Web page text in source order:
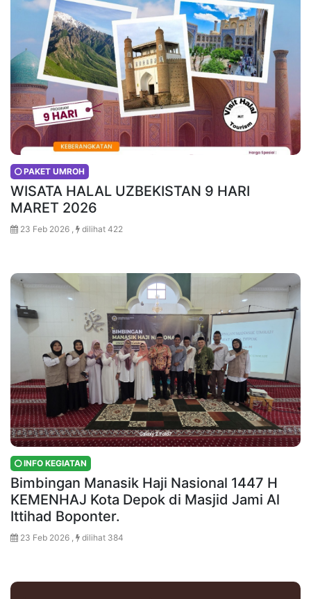
PAKET UMROH
WISATA HALAL UZBEKISTAN 9 HARI
MARET 2026
23 Feb 2026 , dilihat 422
INFO KEGIATAN
Bimbingan Manasik Haji Nasional 1447 H
KEMENHAJ Kota Depok di Masjid Jami Al
Ittihad Boponter.
23 Feb 2026 , dilihat 384